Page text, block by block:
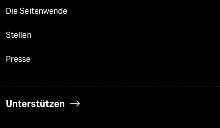
Die Seitenwende
Stellen
Presse
Unterstützen